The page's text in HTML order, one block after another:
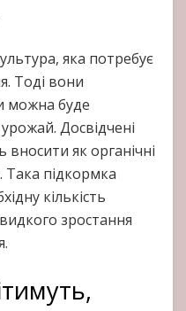
яка потребує
Тоді вони
можна буде
Досвідчені
як органічні
Така підкормка
кількість
зростання